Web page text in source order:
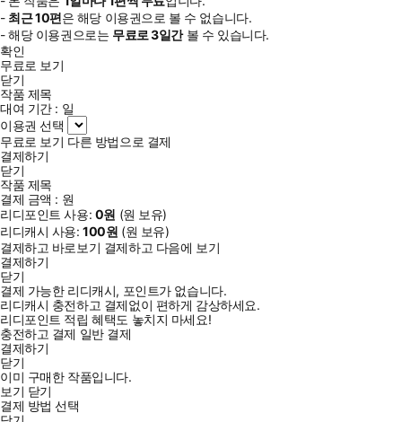
- 최근10편은 해당 이용권으로 볼 수 없습니다.
- 해당 이용권으로는 무료로3일간볼 수 있습니다.
확인
무료로 보기
닫기
작품 제목
대여 기간 : 일
이용권 선택
무료로 보기 다른 방법으로 결제
결제하기
닫기
작품 제목
결제 금액 : 원
리디포인트 사용: 0원 (원 보유)
리디캐시 사용:100원 (원 보유)
결제하고 바로보기 결제하고 다음에 보기
결제하기
닫기
결제 가능한 리디캐시, 포인트가 없습니다.
리디캐시 충전하고 결제없이 편하게 감상하세요.
리디포인트 적립 혜택도 놓치지 마세요!
충전하고 결제 일반 결제
결제하기
닫기
이미 구매한 작품입니다.
보기 닫기
결제 방법 선택